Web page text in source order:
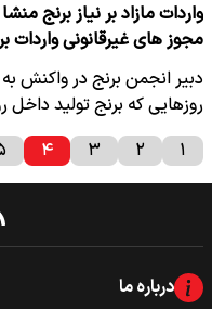
واردات مازاد بر نیاز برنج
مجوز های غیرقانونی
دبیر انجمن برنج در واکنش
روزهایی که برنج تولید
۱
۲ ۳ ۴
درباره ما